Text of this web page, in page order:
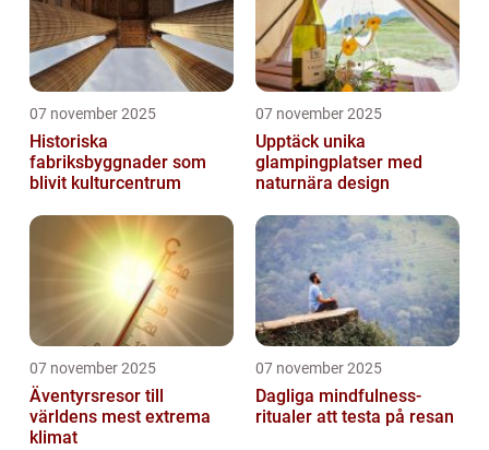
07 november 2025
Historiska
fabriksbyggnader som
blivit kulturcentrum
07 november 2025
Upptäck unika
glampingplatser med
naturnära design
07 november 2025
Äventyrsresor till
världens mest extrema
klimat
07 november 2025
Dagliga mindfulness-
ritualer att testa på resan